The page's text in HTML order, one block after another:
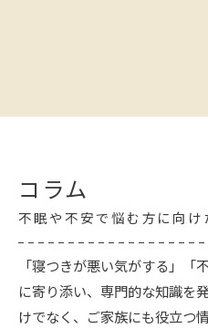
コラム
不眠や不安で悩む方に向け
「寝つきが悪い気がする」「
に寄り添い、専門的な知識を
けでなく、ご家族にも役立つ情